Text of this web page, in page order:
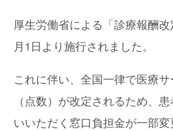
厚生労働省による「診療報酬
月1日より施行されました。
これに伴い、全国一律で医療
（点数）が改定されるため、
いいただく窓口負担金が一部変